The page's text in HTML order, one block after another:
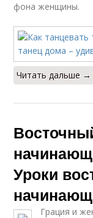
фона женщины.
Читать дальше →
Уроки
Грация и